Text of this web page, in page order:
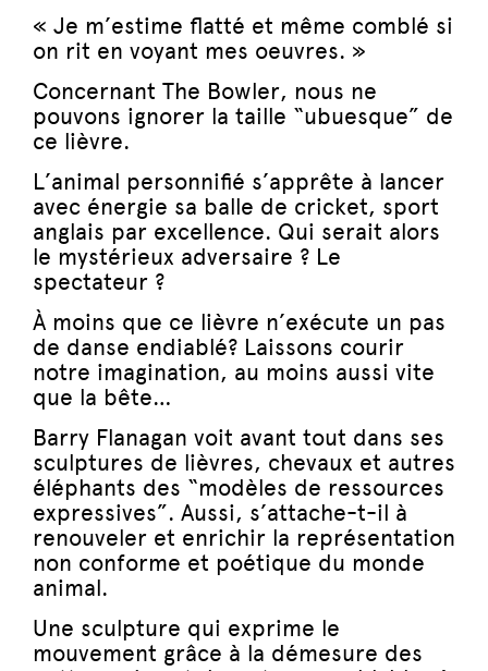
« Je m’estime flatté et même comblé si
on rit en voyant mes oeuvres. »
Concernant The Bowler, nous ne
pouvons ignorer la taille “ubuesque” de
ce lièvre.
L’animal personnifié s’apprête à lancer
avec énergie sa balle de cricket, sport
anglais par excellence. Qui serait alors
le mystérieux adversaire ? Le
spectateur ?
À moins que ce lièvre n’exécute un pas
de danse endiablé? Laissons courir
notre imagination, au moins aussi vite
que la bête…
Barry Flanagan voit avant tout dans ses
sculptures de lièvres, chevaux et autres
éléphants des “modèles de ressources
expressives”. Aussi, s’attache-t-il à
renouveler et enrichir la représentation
non conforme et poétique du monde
animal.
Une sculpture qui exprime le
mouvement grâce à la démesure des